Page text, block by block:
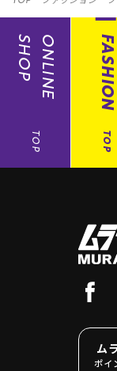
ONLINE
SHOP
TOP
FASHION
TOP
ム
ポイ